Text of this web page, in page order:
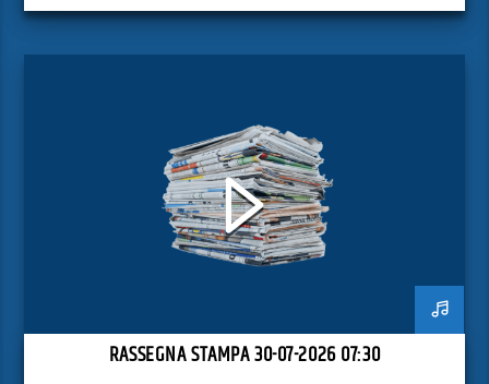
RASSEGNA STAMPA 30-07-2026 07:30